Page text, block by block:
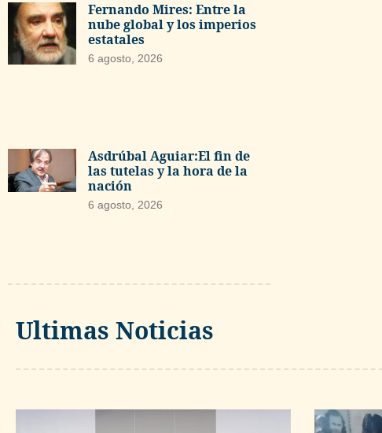
Fernando Mires: Entre la
nube global y los imperios
estatales
6 agosto, 2026
Asdrúbal Aguiar:El fin de
las tutelas y la hora de la
nación
6 agosto, 2026
Ultimas Noticias